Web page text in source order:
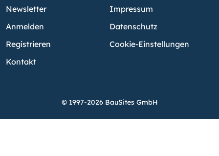
Newsletter
Anmelden
Registrieren
Kontakt
Impressum
Datenschutz
Cookie-Einstellungen
© 1997-2026 BauSites GmbH